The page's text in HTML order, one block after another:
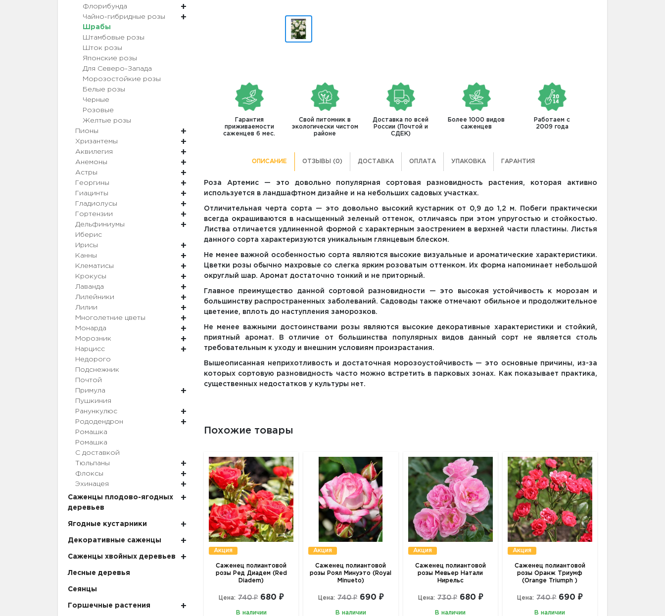
Флорибунда
Чайно-гибридные розы
Шрабы
Штамбовые розы
Шток розы
Японские розы
Для Северо-Запада
Морозостойкие розы
Белые розы
Черные
Розовые
Желтые розы
Пионы
Хризантемы
Аквилегия
Анемоны
Астры
Георгины
Гиацинты
Гладиолусы
Гортензии
Дельфиниумы
Иберис
Ирисы
Канны
Клематисы
Крокусы
Лаванда
Лилейники
Лилии
Многолетние цветы
Монарда
Морозник
Нарцисс
Недорого
Подснежник
Почтой
Примула
Пушкиния
Ранункулюс
Рододендрон
Ромашка
Ромашка
С доставкой
Тюльпаны
Флоксы
Эхинацея
Саженцы плодово-ягодных
деревьев
Ягодные кустарники
Декоративные саженцы
Саженцы хвойных деревьев
Лесные деревья
Сеянцы
Горшечные растения
Гарантия
приживаемости
саженцев 6 мес.
Свой питомник в
экологически чистом
районе
Доставка по всей
России (Почтой и
СДЕК)
Более 1000 видов
саженцев
Работаем с
2009 года
ОПИСАНИЕ ОТЗЫВЫ (0) ДОСТАВКА ОПЛАТА УПАКОВКА ГАРАНТИЯ
Роза Артемис — это довольно популярная сортовая разновидность растения, которая активно
используется в ландшафтном дизайне и на небольших садовых участках.
Отличительная черта сорта — это довольно высокий кустарник от 0,9 до 1,2 м. Побеги практически
всегда окрашиваются в насыщенный зеленый оттенок, отличаясь при этом упругостью и стойкостью.
Листва отличается удлиненной формой с характерным заострением в верхней части пластины. Листья
данного сорта характеризуются уникальным глянцевым блеском.
Не менее важной особенностью сорта являются высокие визуальные и ароматические характеристики.
Цветки розы обычно махровые со слегка ярким розоватым оттенком. Их форма напоминает небольшой
округлый шар. Аромат достаточно тонкий и не приторный.
Главное преимущество данной сортовой разновидности — это высокая устойчивость к морозам и
большинству распространенных заболеваний. Садоводы также отмечают обильное и продолжительное
цветение, вплоть до наступления заморозков.
Не менее важными достоинствами розы являются высокие декоративные характеристики и стойкий,
приятный аромат. В отличие от большинства популярных видов данный сорт не является столь
требовательным к уходу и внешним условиям произрастания.
Вышеописанная неприхотливость и достаточная морозоустойчивость — это основные причины, из-за
которых сортовую разновидность часто можно встретить в парковых зонах. Как показывает практика,
существенных недостатков у культуры нет.
Похожие товары
Акция
Саженец полиантовой
розы Ред Диадем (Red
Diadem)
Цена: 740 ₽ 680 ₽
В наличии
Акция
Саженец полиантовой
розы Роял Минуэто (Royal
Minueto)
Цена: 740 ₽ 690 ₽
В наличии
Акция
Саженец полиантовой
розы Мевьер Натали
Нирельс
Цена: 730 ₽ 680 ₽
В наличии
Акция
Саженец полиантовой
розы Оранж Триумф
(Orange Triumph )
Цена: 740 ₽ 690 ₽
В наличии